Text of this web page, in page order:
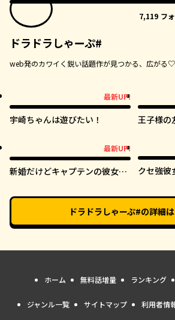
7,119 フ
ドラドラしゃーぷ#
web発のカワイく鋭い話題作が見つかる、広がる♡
最新UP!
宇崎ちゃんは遊びたい！ 王子様の
最新UP!
新婚だけどキャプテンの彼女と
クセ強彼
ドラドラしゃーぷ#の詳細
ホーム 無料話増量 ランキング
ジャンル一覧 サイトマップ 利用者情